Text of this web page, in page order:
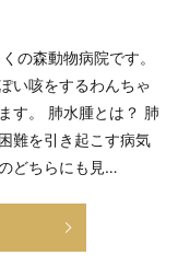
の森動物病院です。
い咳をするわんちゃ
す。 肺水腫とは？ 肺
難を引き起こす病気
どちらにも見…